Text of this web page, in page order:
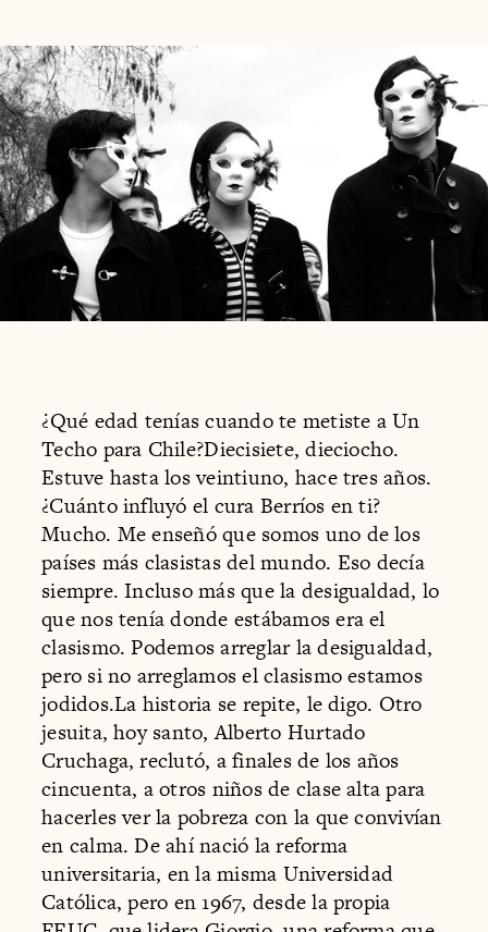
¿Qué edad tenías cuando te metiste a Un
Techo para Chile?Diecisiete, dieciocho.
Estuve hasta los veintiuno, hace tres años.
¿Cuánto influyó el cura Berríos en ti?
Mucho. Me enseñó que somos uno de los
países más clasistas del mundo. Eso decía
siempre. Incluso más que la desigualdad, lo
que nos tenía donde estábamos era el
clasismo. Podemos arreglar la desigualdad,
pero si no arreglamos el clasismo estamos
jodidos.La historia se repite, le digo. Otro
jesuita, hoy santo, Alberto Hurtado
Cruchaga, reclutó, a finales de los años
cincuenta, a otros niños de clase alta para
hacerles ver la pobreza con la que convivían
en calma. De ahí nació la reforma
universitaria, en la misma Universidad
Católica, pero en 1967, desde la propia